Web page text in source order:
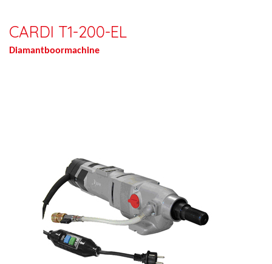
CARDI T1-200-EL
Diamantboormachine